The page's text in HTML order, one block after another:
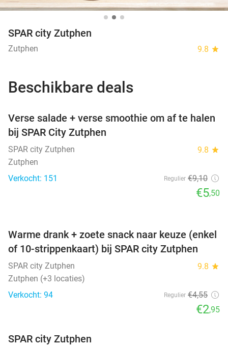
SPAR city Zutphen
Zutphen 9.8 star
Beschikbare deals
Verse salade + verse smoothie om af te halen
bij SPAR City Zutphen
SPAR city Zutphen 9.8 star
Zutphen
Verkocht: 151
Regulier €9,10
€5,50
Warme drank + zoete snack naar keuze (enkel
of 10-strippenkaart) bij SPAR city Zutphen
SPAR city Zutphen 9.8 star
Zutphen (+3 locaties)
Verkocht: 94
Regulier €4,55
€2,95
SPAR city Zutphen